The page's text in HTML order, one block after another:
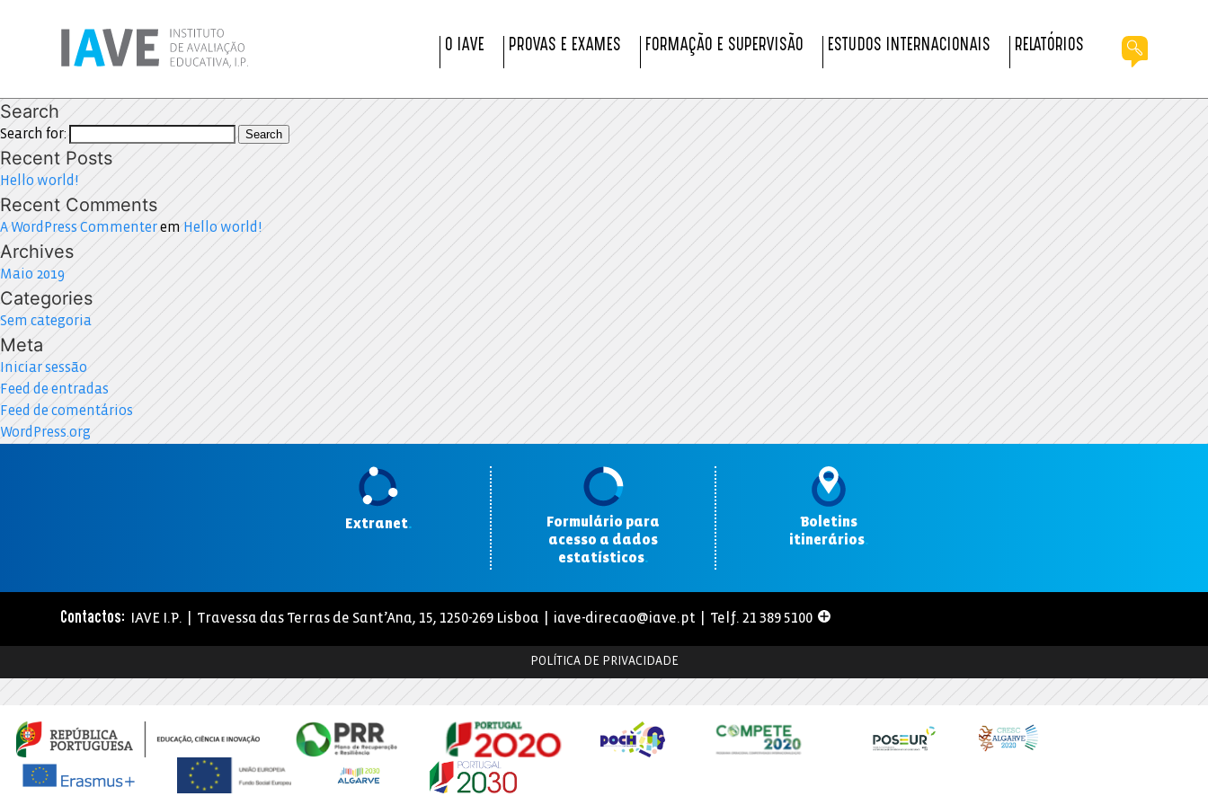
O IAVE PROVAS E EXAMES FORMAÇÃO E SUPERVISÃO ESTUDOS INTERNACIONAIS RELATÓRIOS
Search
Search for: Search
Recent Posts
Hello world!
Recent Comments
A WordPress Commenterem Hello world!
Archives
Maio 2019
Categories
Sem categoria
Meta
Iniciar sessão
Feed de entradas
Feed de comentários
WordPress.org
Extranet.
Formulário para
acesso a dados
estatísticos.
Boletins
itinerários.
Contactos: IAVE I.P. | Travessa das Terras de Sant’Ana, 15, 1250-269 Lisboa | iave-direcao@iave.pt | Telf. 21 389 5100
POLÍTICA DE PRIVACIDADE